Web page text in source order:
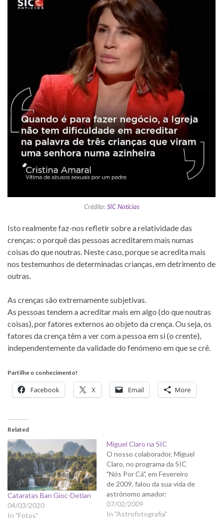
Crédito:SIC Notícias
Isto realmente faz-nos refletir sobre a relatividade das
crenças: o porquê das pessoas acreditarem mais numas
coisas do que noutras. Neste caso, porque se acredita mais
nos testemunhos de determinadas crianças, em detrimento de
outras.
As crenças são extremamente subjetivas.
As pessoas tendem a acreditar mais em algo (do que noutras
coisas), por fatores externos ao objeto da crença. Ou seja, os
fatores da crença têm a ver com a pessoa em si (o crente),
independentemente da validade do fenómeno em que se crê.
Partilhe o conhecimento!
Facebook X Email More
Related
Cataratas Ban Gioc-Detian
04/03/2020
In "Fotos"
Miguel Claro na SIC
O nosso colaborador, Miguel
Claro, no programa da SIC
"Nós Por Cá", em Fevereiro
de 2009, falou da sua vida de
astrónomo amador:
07/02/2009
In "Astrofotografia"